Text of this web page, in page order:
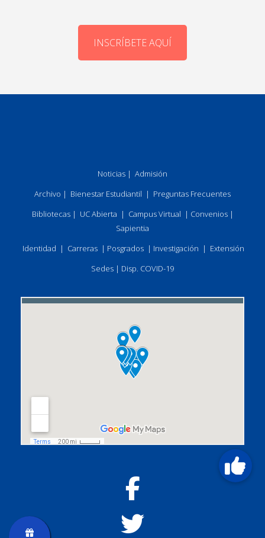
INSCRÍBETE AQUÍ
Noticias | Admisión
Archivo | Bienestar Estudiantil | Preguntas Frecuentes
Bibliotecas| UC Abierta | Campus Virtual | Convenios|
Sapientia
Identidad | Carreras | Posgrados | Investigación | Extensión
Sedes | Disp. COVID-19